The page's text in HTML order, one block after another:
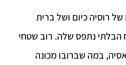
רוסיה כיום ושל ברית
הבלתי נתפס שלה. רוב שטחי
במה שברובו מכונה